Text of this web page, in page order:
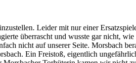
Leider mit nur einer
überrascht und wusste gar nicht, wie
nicht auf unserer Seite. Morsbach
Ein Freistoß, eigentlich